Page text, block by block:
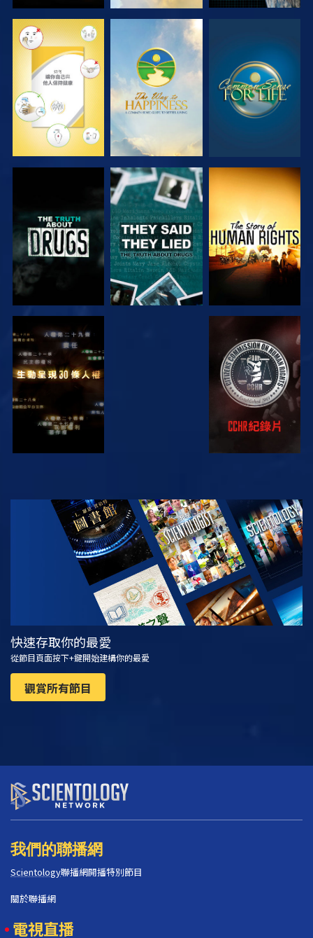
觀看 觀看 觀看
觀看 觀看
觀看 觀看
觀看 探索系列節目
快速存取你的最愛
從節目頁面按下+鍵開始建構你的最愛
觀賞所有節目
我們的聯播網
Scientology聯播網開播特別節目
關於聯播網
電視直播